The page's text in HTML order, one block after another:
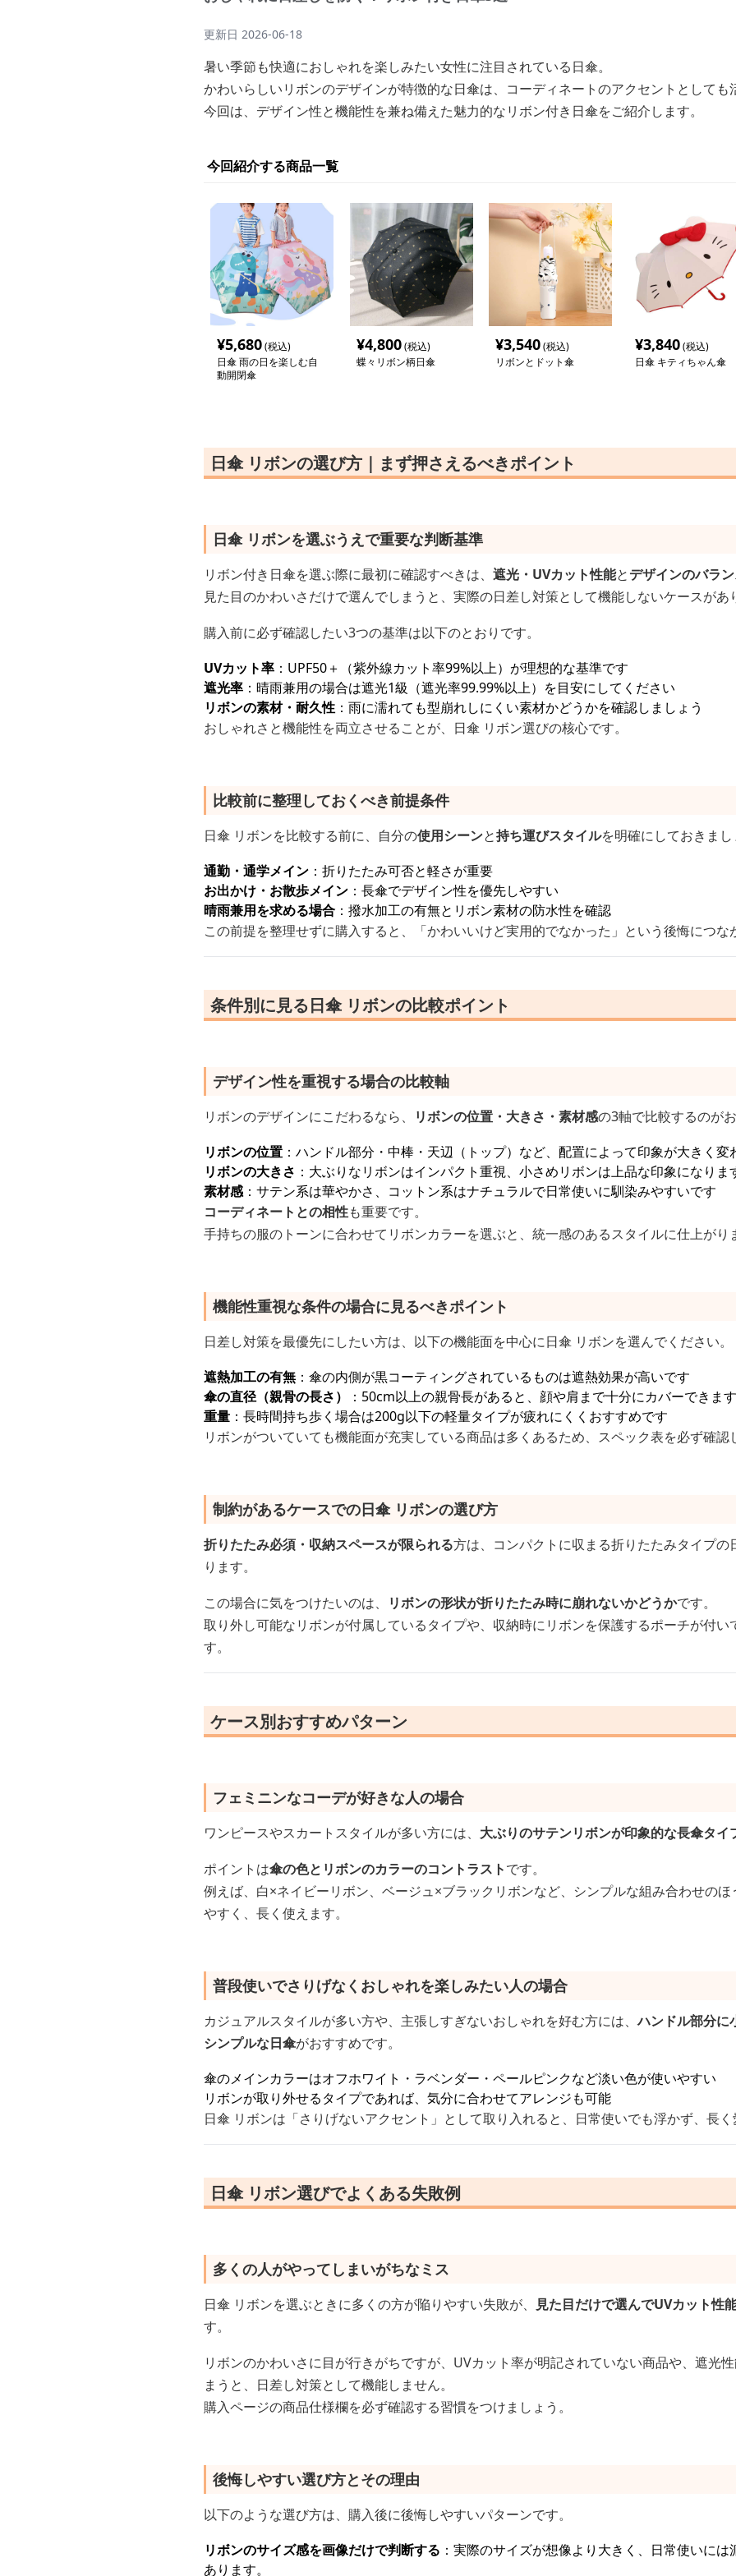
更新日 2026-06-18
暑い季節も快適におしゃれを楽しみたい女性に注目されている日傘。
かわいらしいリボンのデザインが特徴的な日傘は、コーディネートのアクセントとしても
今回は、デザイン性と機能性を兼ね備えた魅力的なリボン付き日傘をご紹介します。
今回紹介する商品一覧
¥5,680(税込)
日傘 雨の日を楽しむ自
動開閉傘
¥4,800(税込)
蝶々リボン柄日傘
¥3,540(税込)
リボンとドット傘
¥3,840(税込)
日傘 キティちゃん傘
日傘 リボンの選び方｜まず押さえるべきポイント
日傘 リボンを選ぶうえで重要な判断基準
リボン付き日傘を選ぶ際に最初に確認すべきは、 遮光・UVカット性能とデザインのバラ
見た目のかわいさだけで選んでしまうと、実際の日差し対策として機能しないケースがあ
購入前に必ず確認したい3つの基準は以下のとおりです。
UVカット率 ：UPF50＋（紫外線カット率99%以上）が理想的な基準です
遮光率 ：晴雨兼用の場合は遮光1級（遮光率99.99%以上）を目安にしてください
リボンの素材・耐久性 ：雨に濡れても型崩れしにくい素材かどうかを確認しましょう
おしゃれさと機能性を両立させることが、日傘 リボン選びの核心です。
比較前に整理しておくべき前提条件
日傘 リボンを比較する前に、自分の使用シーンと持ち運びスタイルを明確にしておきまし
通勤・通学メイン ：折りたたみ可否と軽さが重要
お出かけ・お散歩メイン ：長傘でデザイン性を優先しやすい
晴雨兼用を求める場合 ：撥水加工の有無とリボン素材の防水性を確認
この前提を整理せずに購入すると、「かわいいけど実用的でなかった」という後悔につな
条件別に見る日傘 リボンの比較ポイント
デザイン性を重視する場合の比較軸
リボンのデザインにこだわるなら、 リボンの位置・大きさ・素材感の3軸で比較するのがお
リボンの位置 ：ハンドル部分・中棒・天辺（トップ）など、配置によって印象が大きく変
リボンの大きさ ：大ぶりなリボンはインパクト重視、小さめリボンは上品な印象になりま
素材感：サテン系は華やかさ、コットン系はナチュラルで日常使いに馴染みやすいです
コーディネートとの相性も重要です。
手持ちの服のトーンに合わせてリボンカラーを選ぶと、統一感のあるスタイルに仕上がり
機能性重視な条件の場合に見るべきポイント
日差し対策を最優先にしたい方は、以下の機能面を中心に日傘 リボンを選んでください。
遮熱加工の有無 ：傘の内側が黒コーティングされているものは遮熱効果が高いです
傘の直径（親骨の長さ）
：50cm以上の親骨長があると、顔や肩まで十分にカバーできます
重量 ：長時間持ち歩く場合は200g以下の軽量タイプが疲れにくくおすすめです
リボンがついていても機能面が充実している商品は多くあるため、スペック表を必ず確認
制約があるケースでの日傘 リボンの選び方
折りたたみ必須・収納スペースが限られる方は、コンパクトに収まる折りたたみタイプの
ります。
この場合に気をつけたいのは、
リボンの形状が折りたたみ時に崩れないかどうかです。
取り外し可能なリボンが付属しているタイプや、収納時にリボンを保護するポーチが付
す。
ケース別おすすめパターン
フェミニンなコーデが好きな人の場合
ワンピースやスカートスタイルが多い方には、 大ぶりのサテンリボンが印象的な長傘タイ
ポイントは傘の色とリボンのカラーのコントラストです。
例えば、白×ネイビーリボン、ベージュ×ブラックリボンなど、シンプルな組み合わせの
やすく、長く使えます。
普段使いでさりげなくおしゃれを楽しみたい人の場合
カジュアルスタイルが多い方や、主張しすぎないおしゃれを好む方には、ハンドル部分に
シンプルな日傘がおすすめです。
傘のメインカラーはオフホワイト・ラベンダー・ペールピンクなど淡い色が使いやすい
リボンが取り外せるタイプであれば、気分に合わせてアレンジも可能
日傘 リボンは「さりげないアクセント」として取り入れると、日常使いでも浮かず、長く
日傘 リボン選びでよくある失敗例
多くの人がやってしまいがちなミス
日傘 リボンを選ぶときに多くの方が陥りやすい失敗が、 見た目だけで選んでUVカット性
す。
リボンのかわいさに目が行きがちですが、UVカット率が明記されていない商品や、遮光
まうと、日差し対策として機能しません。
購入ページの商品仕様欄を必ず確認する習慣をつけましょう。
後悔しやすい選び方とその理由
以下のような選び方は、購入後に後悔しやすいパターンです。
リボンのサイズ感を画像だけで判断する ：実際のサイズが想像より大きく、日常使いに
あります。